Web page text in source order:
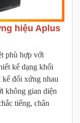
hiệu Aplus
phù hợp với
kế dạng khối
đối xứng nhau
không gian diện
tiếng, chân